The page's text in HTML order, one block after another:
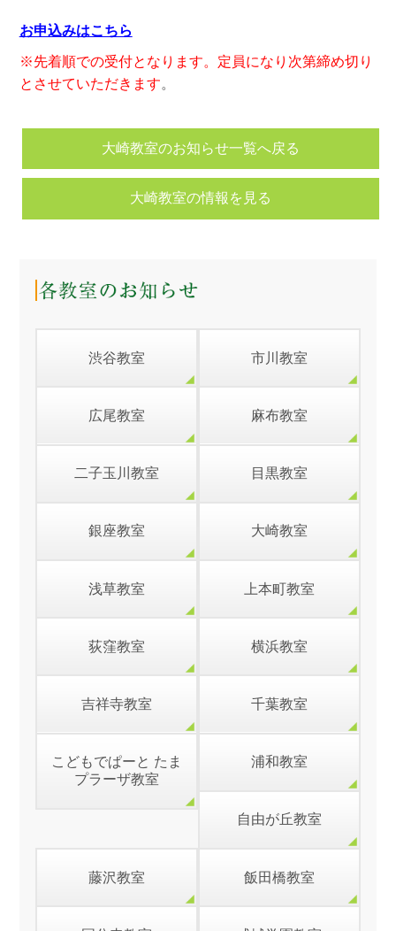
お申込みはこちら
※先着順での受付となります。定員になり次第締め切り
とさせていただきます。
大崎教室のお知らせ一覧へ戻る
大崎教室の情報を見る
渋谷教室 市川教室
広尾教室 麻布教室
二子玉川教室 目黒教室
銀座教室 大崎教室
浅草教室 上本町教室
荻窪教室 横浜教室
吉祥寺教室 千葉教室
こどもでぱーと たま
プラーザ教室
浦和教室
自由が丘教室
藤沢教室 飯田橋教室